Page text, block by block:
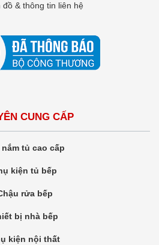
đồ & thông tin liên hệ
CUNG CẤP
nắm tủ cao cấp
kiện tủ bếp
rửa bếp
bị nhà bếp
kiện nội thất